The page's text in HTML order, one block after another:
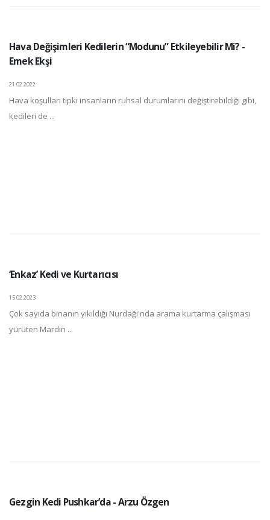
Hava Değişimleri Kedilerin “Modunu” Etkileyebilir Mi? -
Emek Ekşi
21.02.2022
Hava koşulları tıpkı insanların ruhsal durumlarını değiştirebildiği gibi,
kedileri de ...
‘Enkaz’ Kedi ve Kurtarıcısı
15.02.2023
Çok sayıda binanın yıkıldığı Nurdağı'nda arama kurtarma çalışması
yürüten Mardin ...
Gezgin Kedi Pushkar’da - Arzu Özgen